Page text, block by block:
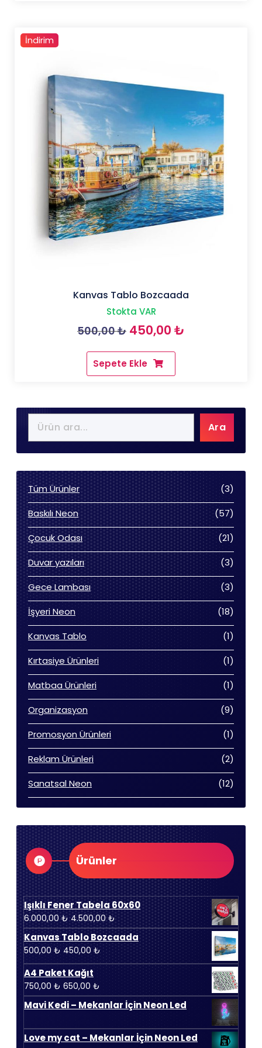
İndirim
Kanvas Tablo Bozcaada
Stokta VAR
500,00₺ Orijinal
fiyat:
500,00 ₺.
450,00 ₺
Sepete Ekle
Ara
Tüm Ürünler 33
ürün
Baskılı Neon
5757
ürün
Çocuk Odası
2121
ürün
Duvar yazıları
33
ürün
Gece Lambası
33
ürün
İşyeri Neon
1818
ürün
Kanvas Tablo
11
ürün
Kırtasiye Ürünleri
11
ürün
Matbaa Ürünleri
11
ürün
Organizasyon
99
ürün
Promosyon Ürünleri
11
ürün
Reklam Ürünleri
22
ürün
Sanatsal Neon
1212
ürün
Ürünler
Işıklı Fener Tabela 60x60
6.000,00₺ Orijinal
fiyat:
6.000,00 ₺.
4.500,00₺Şu
andaki
fiyat:
4.500,00 ₺.
Kanvas Tablo Bozcaada
500,00 ₺ Orijinal
fiyat:
500,00 ₺.
450,00 ₺Şu
andaki
450,00 ₺.
A4 Paket Kağıt
750,00 ₺ Orijinal
fiyat:
750,00 ₺.
650,00 ₺
andaki
fiyat:
Mavi Kedi – Mekanlar İçin Neon Led
Love my cat – Mekanlar İçin Neon Led